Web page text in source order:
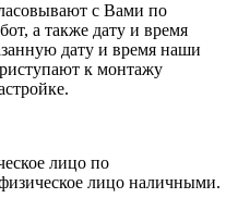
с Вами по
а также дату и время
дату и время наши
к монтажу
лицо по
лицо наличными.